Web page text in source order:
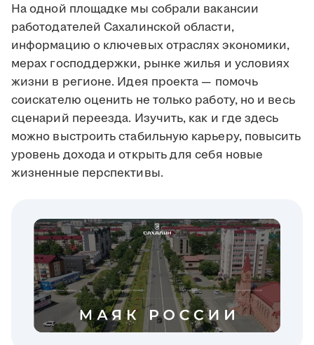
На одной площадке мы собрали вакансии
работодателей Сахалинской области,
информацию о ключевых отраслях экономики,
мерах господдержки, рынке жилья и условиях
жизни в регионе. Идея проекта — помочь
соискателю оценить не только работу, но и весь
сценарий переезда. Изучить, как и где здесь
можно выстроить стабильную карьеру, повысить
уровень дохода и открыть для себя новые
жизненные перспективы.